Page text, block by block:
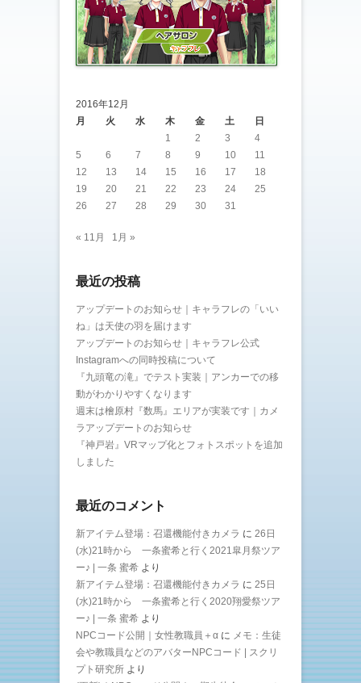
2016年12月
月
火 水 木 金 土
日
1
2 3
4
5
6 7 8 9 10
11
12
13 14 15 16 17
18
19
20 21 22 23 24
25
26
27 28 29 30 31
« 11月 1月 »
最近の投稿
アップデートのお知らせ｜キャラフレの「いい
ね」は天使の羽を届けます
アップデートのお知らせ｜キャラフレ公式
Instagramへの同時投稿について
『九頭竜の滝』でテスト実装｜アンカーでの移
動がわかりやすくなります
週末は檜原村『数馬』エリアが実装です｜カメ
ラアップデートのお知らせ
『神戸岩』VRマップ化とフォトスポットを追加
しました
最近のコメント
新アイテム登場：召還機能付きカメラ に 26日
(水)21時から 一条蜜希と行く2021皐月祭ツア
ー♪ | 一条 蜜希 より
新アイテム登場：召還機能付きカメラ に 25日
(水)21時から 一条蜜希と行く2020翔愛祭ツア
ー♪ | 一条 蜜希 より
NPCコード公開｜女性教職員＋α に メモ：生徒
会や教職員などのアバターNPCコード | スクリ
プト研究所 より